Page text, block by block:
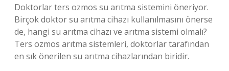
Doktorlar ters ozmos su arıtma sistemini öneriyor.
Birçok doktor su arıtma cihazı kullanılmasını önerse
de, hangi su arıtma cihazı ve arıtma sistemi olmalı?
Ters ozmos arıtma sistemleri, doktorlar tarafından
en sık önerilen su arıtma cihazlarından biridir.